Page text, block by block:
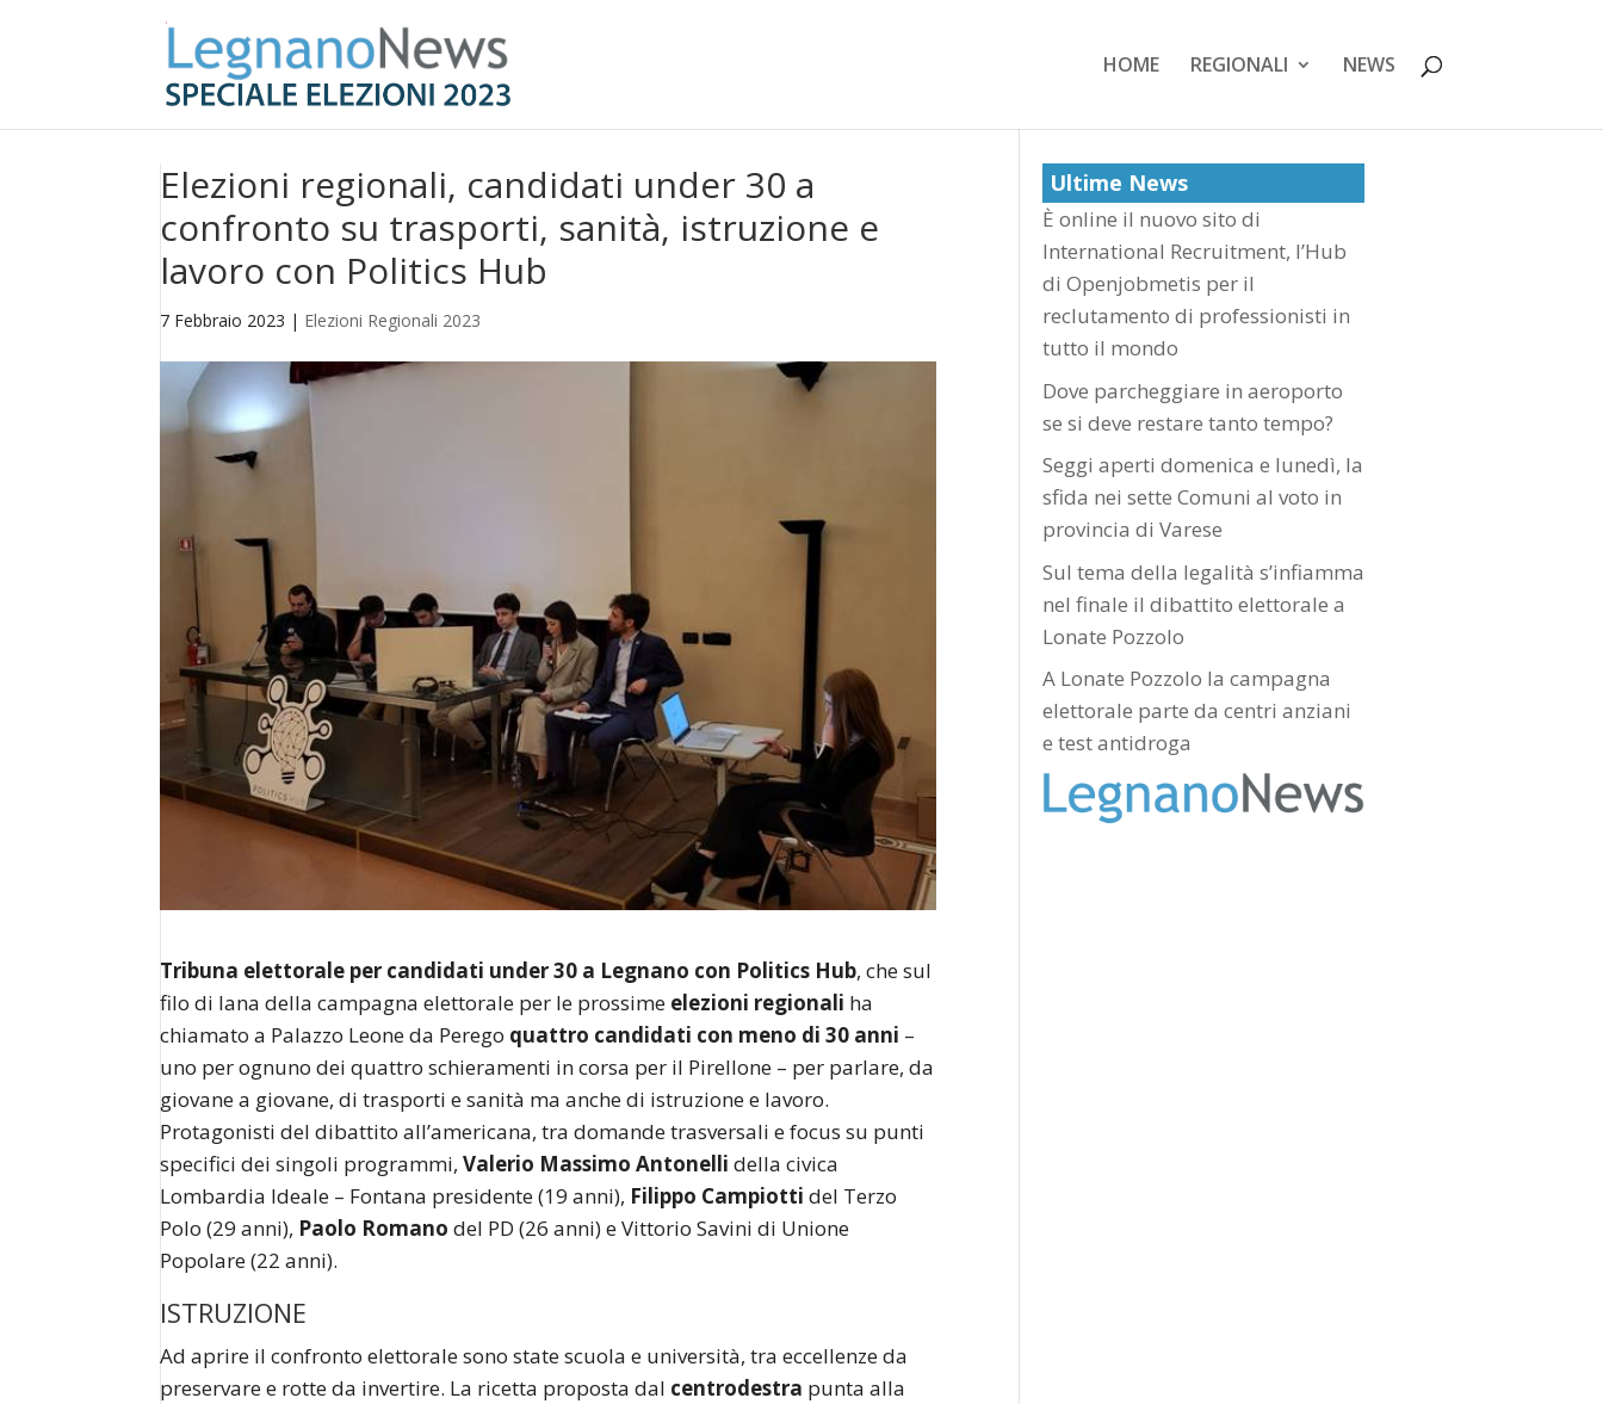
HOME REGIONALI NEWS
Elezioni regionali, candidati under 30 a
confronto su trasporti, sanità, istruzione e
lavoro con Politics Hub
7 Febbraio 2023 | Elezioni Regionali 2023
Tribuna elettorale per candidati under 30 a Legnano con Politics Hub, che sul
filo di lana della campagna elettorale per le prossime elezioni regionali ha
chiamato a Palazzo Leone da Perego quattro candidati con meno di 30 anni –
uno per ognuno dei quattro schieramenti in corsa per il Pirellone – per parlare, da
giovane a giovane, di trasporti e sanità ma anche di istruzione e lavoro.
Protagonisti del dibattito all’americana, tra domande trasversali e focus su punti
specifici dei singoli programmi,Valerio Massimo Antonelli della civica
Lombardia Ideale – Fontana presidente (19 anni), Filippo Campiotti del Terzo
Polo (29 anni), Paolo Romano del PD (26 anni) e Vittorio Savini di Unione
Popolare (22 anni).
ISTRUZIONE
Ad aprire il confronto elettorale sono state scuola e università, tra eccellenze da
preservare e rotte da invertire. La ricetta proposta dal centrodestra punta alla
Ultime News
È online il nuovo sito di
International Recruitment, l’Hub
di Openjobmetis per il
reclutamento di professionisti in
tutto il mondo
Dove parcheggiare in aeroporto
se si deve restare tanto tempo?
Seggi aperti domenica e lunedì, la
sfida nei sette Comuni al voto in
provincia di Varese
Sul tema della legalità s’infiamma
nel finale il dibattito elettorale a
Lonate Pozzolo
A Lonate Pozzolo la campagna
elettorale parte da centri anziani
e test antidroga